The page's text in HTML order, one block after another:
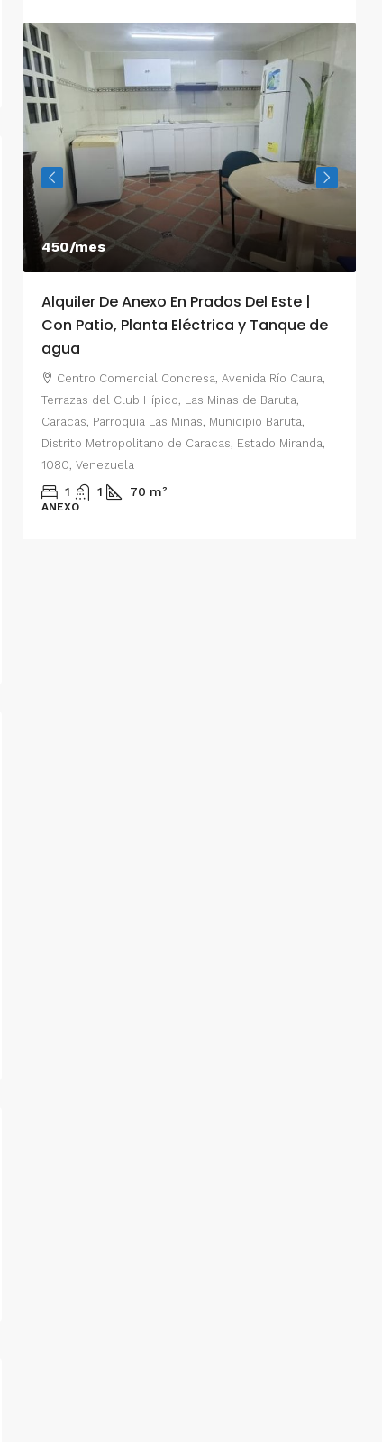
450/mes
Alquiler De Anexo En Prados Del Este |
Con Patio, Planta Eléctrica y Tanque de
agua
Centro Comercial Concresa, Avenida Río Caura,
Terrazas del Club Hípico, Las Minas de Baruta,
Caracas, Parroquia Las Minas, Municipio Baruta,
Distrito Metropolitano de Caracas, Estado Miranda,
1080, Venezuela
1 1 70 m²
ANEXO